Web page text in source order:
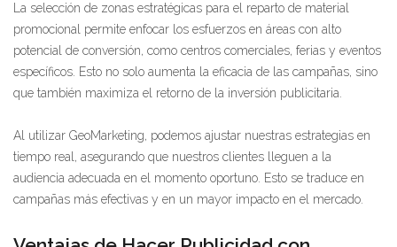
La selección de zonas estratégicas para el reparto de material
promocional permite enfocar los esfuerzos en áreas con alto
potencial de conversión, como centros comerciales, ferias y eventos
específicos. Esto no solo aumenta la eficacia de las campañas, sino
que también maximiza el retorno de la inversión publicitaria.
Al utilizar GeoMarketing, podemos ajustar nuestras estrategias en
tiempo real, asegurando que nuestros clientes lleguen a la
audiencia adecuada en el momento oportuno. Esto se traduce en
campañas más efectivas y en un mayor impacto en el mercado.